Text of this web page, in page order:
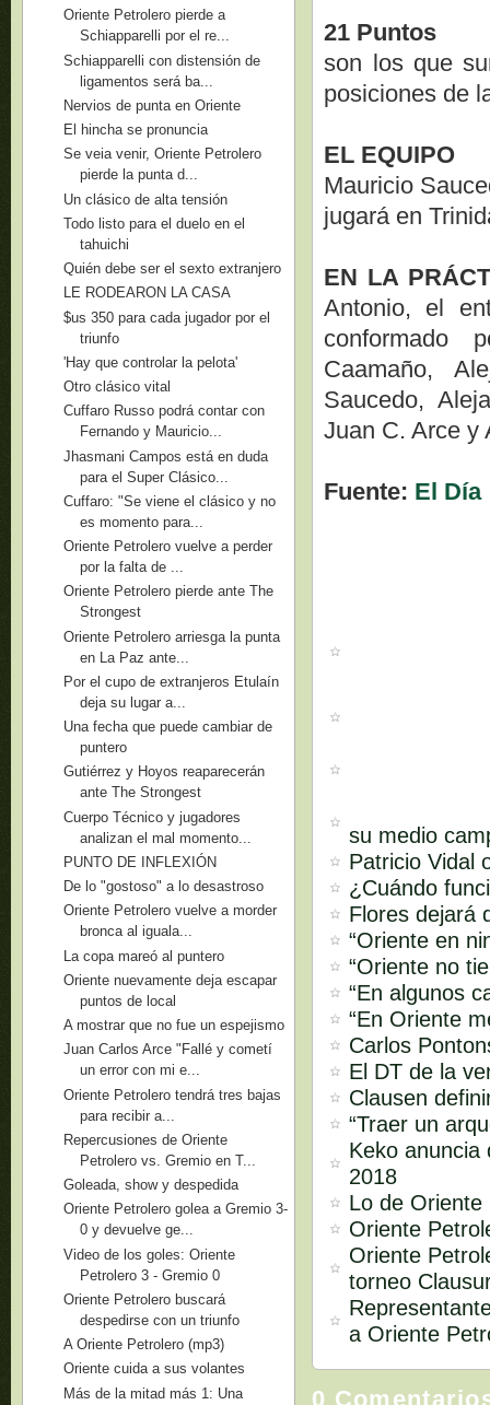
21 Puntos
son los que
posiciones de
EL EQUIPO
Mauricio
jugará en
EN LA
Antonio, el
conformado
Caamaño,
Saucedo,
Juan C. Arce y
Fuente: El Día
su medio
Patricio Vidal
¿Cuándo
Flores dejará
“Oriente en
“Oriente no
“En algunos
“En Oriente
Carlos
El DT de la
Clausen
“Traer un
Keko anuncia
2018
Lo de
Oriente
Oriente
torneo
a Oriente
0
Oriente Petrolero pierde a
Schiapparelli por el re...
Schiapparelli con distensión de
ligamentos será ba...
Nervios de punta en Oriente
El hincha se pronuncia
Se veia venir, Oriente Petrolero
pierde la punta d...
Un clásico de alta tensión
Todo listo para el duelo en el
tahuichi
Quién debe ser el sexto extranjero
LE RODEARON LA CASA
$us 350 para cada jugador por el
triunfo
'Hay que controlar la pelota'
Otro clásico vital
Cuffaro Russo podrá contar con
Fernando y Mauricio...
Jhasmani Campos está en duda
para el Super Clásico...
Cuffaro: "Se viene el clásico y no
es momento para...
Oriente Petrolero vuelve a perder
por la falta de ...
Oriente Petrolero pierde ante The
Strongest
Oriente Petrolero arriesga la punta
en La Paz ante...
Por el cupo de extranjeros Etulaín
deja su lugar a...
Una fecha que puede cambiar de
puntero
Gutiérrez y Hoyos reaparecerán
ante The Strongest
Cuerpo Técnico y jugadores
analizan el mal momento...
PUNTO DE INFLEXIÓN
De lo "gostoso" a lo desastroso
Oriente Petrolero vuelve a morder
bronca al iguala...
La copa mareó al puntero
Oriente nuevamente deja escapar
puntos de local
A mostrar que no fue un espejismo
Juan Carlos Arce "Fallé y cometí
un error con mi e...
Oriente Petrolero tendrá tres bajas
para recibir a...
Repercusiones de Oriente
Petrolero vs. Gremio en T...
Goleada, show y despedida
Oriente Petrolero golea a Gremio 3-
0 y devuelve ge...
Video de los goles: Oriente
Petrolero 3 - Gremio 0
Oriente Petrolero buscará
despedirse con un triunfo
A Oriente Petrolero (mp3)
Oriente cuida a sus volantes
Más de la mitad más 1: Una